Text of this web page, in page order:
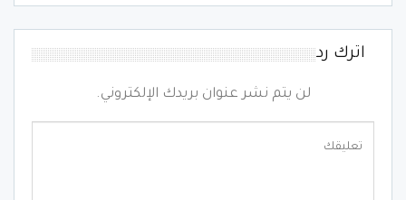
اترك رد
لن يتم نشر عنوان بريدك الإلكتروني.